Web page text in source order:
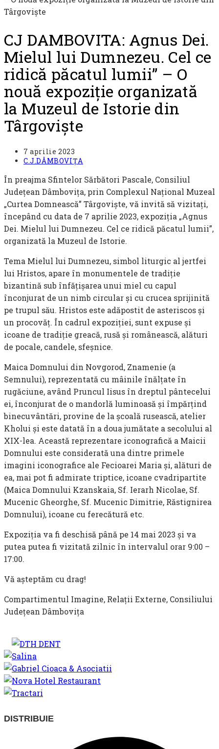
CJ DAMBOVITA: Agnus Dei.
Mielul lui Dumnezeu. Cel ce
ridică păcatul lumii” – O
nouă expoziție organizată
la Muzeul de Istorie din
Târgoviște
Post
published:
7 aprilie 2023
Post
C.J.DÂMBOVIȚA
În preajma Sfintelor Sărbători Pascale, Consiliul
Județean Dâmbovița, prin Complexul Național Muzeal
„Curtea Domnească” Târgoviște, vă invită să vizitați,
începând cu data de 7 aprilie 2023, expoziția „Agnus
Dei. Mielul lui Dumnezeu. Cel ce ridică păcatul lumii”,
organizată la Muzeul de Istorie.
Tema Mielul lui Dumnezeu, simbol liturgic al jertfei
lui Hristos, apare în monumentele de tradiție
bizantină sub înfățișarea unui miel cu capul
înconjurat de un nimb circular și cu crucea sprijinită
pe trupul său. Hristos este adăpostit de asteriscos și
un procovăț. În cadrul expoziției, sunt expuse și
icoane de tradiție greacă, rusă și românească, alături
de pocale, candele, sfeșnice.
Maica Domnului din Novgorod, Znamenie (a
Semnului), reprezentată cu mâinile înălțate în
rugăciune, având Pruncul Iisus în dreptul pântecelui
ei, înconjurat de o mandorlă luminoasă și împărțind
binecuvântări, provine de la școală rusească, atelier
Kholui și este datată în a doua jumătate a secolului al
XIX-lea. Această reprezentare iconografică a Maicii
Domnului este considerată una dintre primele
imagini iconografice ale Fecioarei Maria și, alături de
ea, mai pot fi admirate triptice, icoane cvadripartite
(Maica Domnului Kzanskaia, Sf. Ierarh Nicolae, Sf.
Mucenic Gheorghe, Sf. Mucenic Dimitrie, Răstignirea
Domnului), icoane cu ferecătură etc.
Expoziția va fi deschisă până pe 14 mai 2023 și va
putea putea fi vizitată zilnic în intervalul orar 9:00 –
17:00.
Vă aşteptăm cu drag!
Compartimentul Imagine, Relații Externe, Consiliului
Județean Dâmbovița
DISTRIBUIESHARE
CONTENT